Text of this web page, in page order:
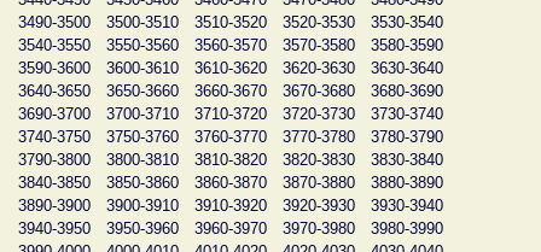
3490-3500
3500-3510 3510-3520 3520-3530
3530-3540
3540-3550
3550-3560 3560-3570 3570-3580
3580-3590
3590-3600
3600-3610 3610-3620 3620-3630
3630-3640
3640-3650
3650-3660 3660-3670 3670-3680
3680-3690
3690-3700
3700-3710 3710-3720 3720-3730
3730-3740
3740-3750
3750-3760 3760-3770 3770-3780
3780-3790
3790-3800
3800-3810 3810-3820 3820-3830
3830-3840
3840-3850
3850-3860 3860-3870 3870-3880
3880-3890
3890-3900
3900-3910 3910-3920 3920-3930
3930-3940
3940-3950
3950-3960 3960-3970 3970-3980
3980-3990